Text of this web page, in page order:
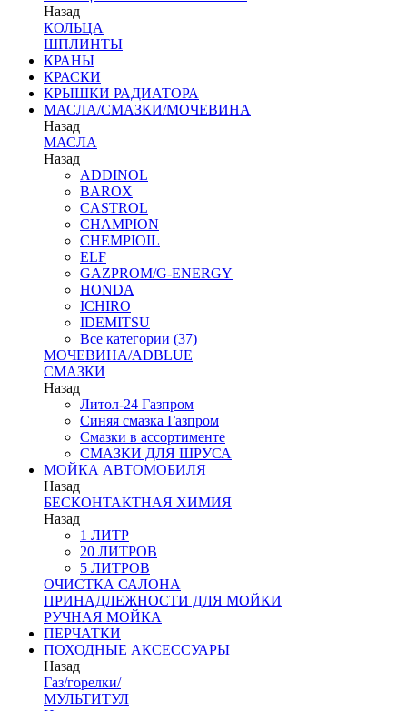
Назад
КОЛЬЦА
ШПЛИНТЫ
КРАНЫ
КРАСКИ
КРЫШКИ РАДИАТОРА
МАСЛА/СМАЗКИ/МОЧЕВИНА
Назад
МАСЛА
Назад
ADDINOL
BAROX
CASTROL
CHAMPION
CHEMPIOIL
ELF
GAZPROM/G-ENERGY
HONDA
ICHIRO
IDEMITSU
Все категории (37)
МОЧЕВИНА/ADBLUE
СМАЗКИ
Назад
Литол-24 Газпром
Синяя смазка Газпром
Смазки в ассортименте
СМАЗКИ ДЛЯ ШРУСА
МОЙКА АВТОМОБИЛЯ
Назад
БЕСКОНТАКТНАЯ ХИМИЯ
Назад
1 ЛИТР
20 ЛИТРОВ
5 ЛИТРОВ
ОЧИСТКА САЛОНА
ПРИНАДЛЕЖНОСТИ ДЛЯ МОЙКИ
РУЧНАЯ МОЙКА
ПЕРЧАТКИ
ПОХОДНЫЕ АКСЕССУАРЫ
Назад
Газ/горелки/
МУЛЬТИТУЛ